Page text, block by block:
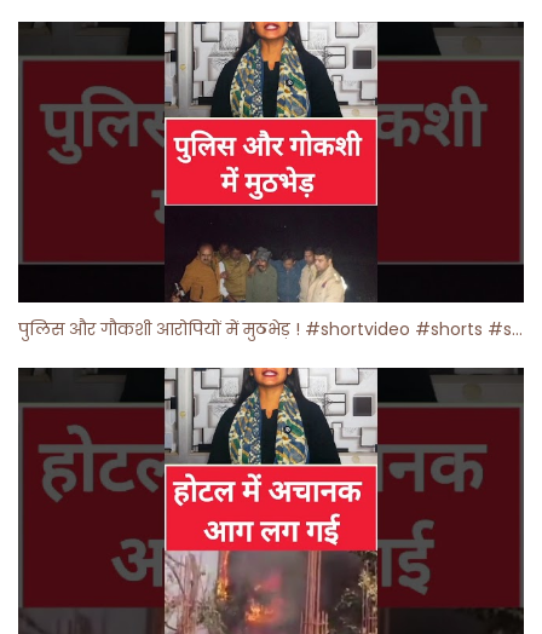
पुलिस और गौकशी आरोपियों में मुठभेड़ ! #shortvideo #shorts #shortsfeed